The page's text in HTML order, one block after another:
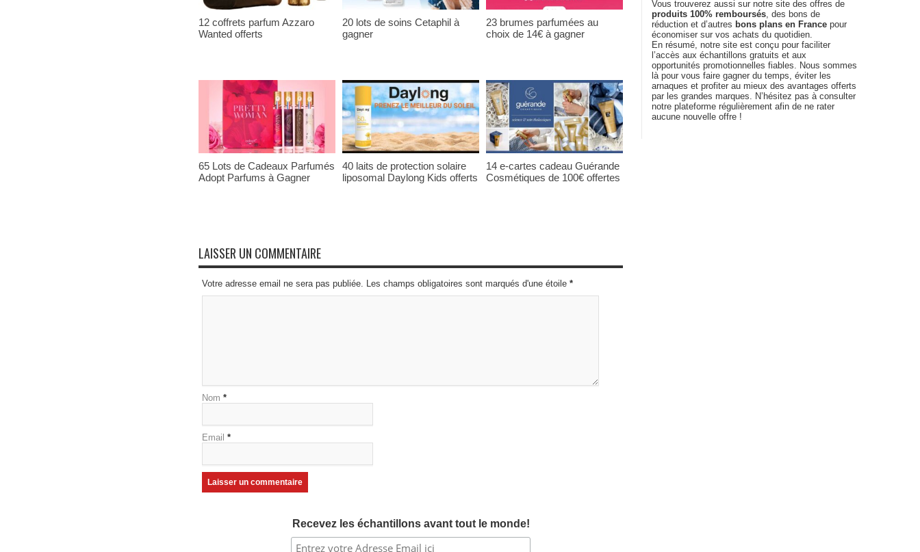
12 coffrets parfum Azzaro
Wanted offerts
20 lots de soins Cetaphil à
gagner
23 brumes parfumées au
choix de 14€ à gagner
65 Lots de Cadeaux Parfumés
Adopt Parfums à Gagner
40 laits de protection solaire
liposomal Daylong Kids offerts
14 e-cartes cadeau Guérande
Cosmétiques de 100€ offertes
LAISSER UN COMMENTAIRE
Votre adresse email ne sera pas publiée. Les champs obligatoires sont marqués d'une étoile *
Nom *
Email *
Recevez les échantillons avant tout le monde!
Vous trouverez aussi sur notre site des offres de
produits 100% remboursés, des bons de
réduction et d’autres bons plans en France pour
économiser sur vos achats du quotidien.
En résumé, notre site est conçu pour faciliter
l’accès aux échantillons gratuits et aux
opportunités promotionnelles fiables. Nous sommes
là pour vous faire gagner du temps, éviter les
arnaques et profiter au mieux des avantages offerts
par les grandes marques. N’hésitez pas à consulter
notre plateforme régulièrement afin de ne rater
aucune nouvelle offre !